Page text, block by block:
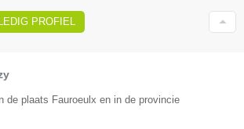
PROFIEL
de plaats Fauroeulx en in de provincie